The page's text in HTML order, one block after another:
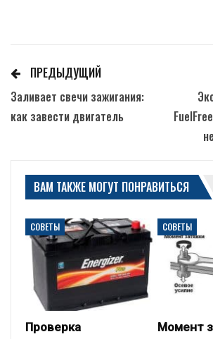
ПРЕДЫДУЩИЙ
Заливает свечи зажигания:
как завести двигатель
ВАМ ТАКЖЕ МОГУТ ПОНРАВИТЬСЯ
СОВЕТЫ
Проверка
СОВЕТЫ
Момент